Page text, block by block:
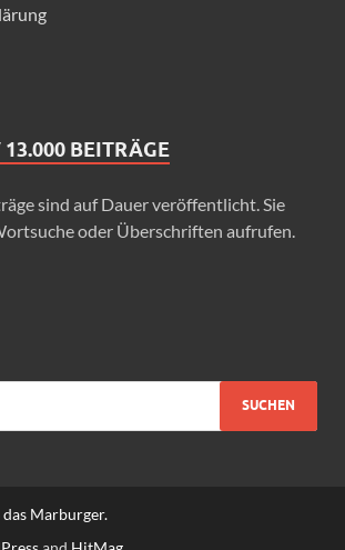
BEITRÄGE
sind auf Dauer veröffentlicht. Sie
oder Überschriften aufrufen.
das Marburger.